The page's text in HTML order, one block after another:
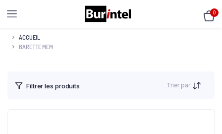
0
ACCUEIL
BARETTE MEM
Filtrer les produits Trier par